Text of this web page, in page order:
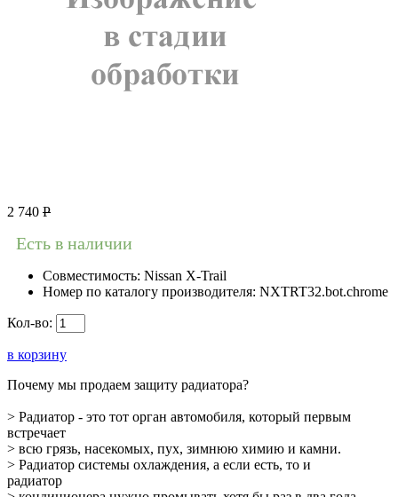
2 740 Р
Есть в наличии
Совместимость: Nissan X-Trail
Номер по каталогу производителя: NXTRT32.bot.chrome
Кол-во:
в корзину
Почему мы продаем защиту радиатора?
> Радиатор - это тот орган автомобиля, который первым
встречает
> всю грязь, насекомых, пух, зимнюю химию и камни.
> Радиатор системы охлаждения, а если есть, то и
радиатор